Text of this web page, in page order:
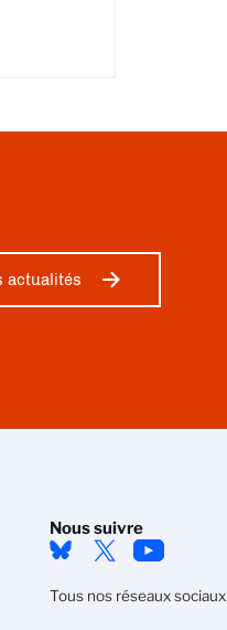
actualités
Nous suivre
Tous nos réseaux sociaux